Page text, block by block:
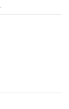
.